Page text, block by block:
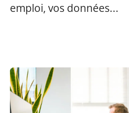
emploi, vos données...